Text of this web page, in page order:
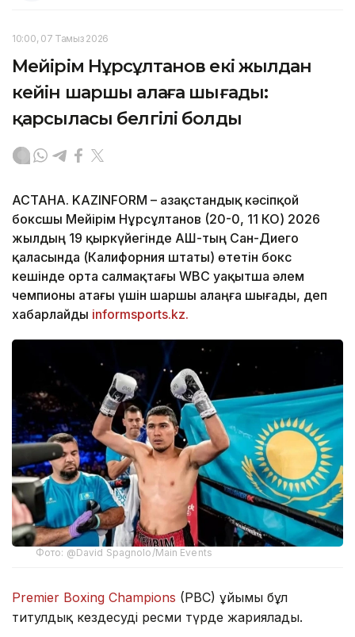
10:00, 07 Тамыз 2026
Мейірім Нұрсұлтанов екі жылдан
кейін шаршы алаңға шығады:
қарсыласы белгілі болды
АСТАНА. KAZINFORM – Қазақстандық кәсіпқой
боксшы Мейірім Нұрсұлтанов (20-0, 11 КО) 2026
жылдың 19 қыркүйегінде АҚШ-тың Сан-Диего
қаласында (Калифорния штаты) өтетін бокс
кешінде орта салмақтағы WBC уақытша әлем
чемпионы атағы үшін шаршы алаңға шығады, деп
хабарлайды informsports.kz.
Фото: @David Spagnolo/Main Events
Premier Boxing Champions (PBC) ұйымы бұл
титулдық кездесуді ресми түрде жариялады.